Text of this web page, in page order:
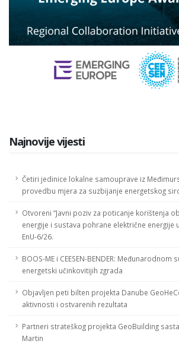
Najnovije vijesti
Četiri jedinice lokalne samouprave iz
provedbu mjera za suzbijanje energetskog
Otvoreni “Javni poziv za poticanje korištenja
energije i sustava pohrane električne energije
EnU-6/26.
BOOS-ME i CEESEN-BENDER:
energetski učinkovitijih zgrada
Objavljen peti bilten projekta Danube
aktivnosti i ostvarenih rezultata
Partneri strateškog projekta GeoBuilding
Martin